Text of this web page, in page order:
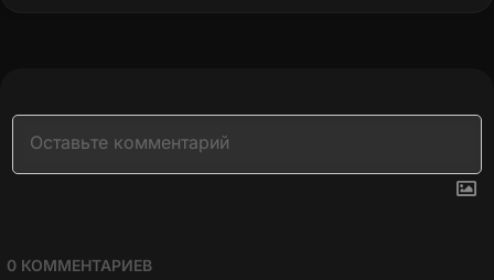
0 КОММЕНТАРИЕВ